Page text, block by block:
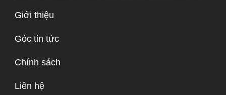
Giới thiệu
Góc tin tức
Chính sách
Liên hệ